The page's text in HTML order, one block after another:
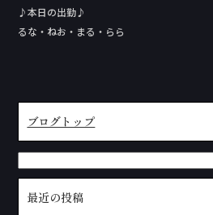
♪本日の出勤♪
るな・ねお・まる・らら
ブログトップ
最近の投稿